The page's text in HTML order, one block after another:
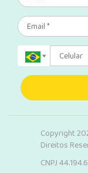
Copyright
Direitos
CNPJ